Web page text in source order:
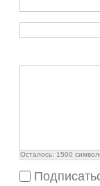
Осталось: 1500